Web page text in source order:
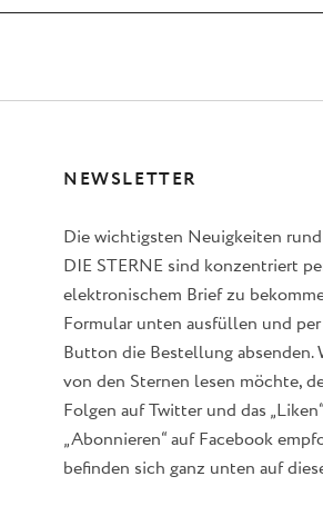
NEWSLETTER
Die wichtigsten Neuigkeiten
DIE STERNE sind konzentriert
elektronischem Brief zu
Formular unten ausfüllen und
Button die Bestellung absenden.
von den Sternen lesen möchte,
Folgen auf Twitter und das
„Abonnieren“ auf Facebook
befinden sich ganz unten auf